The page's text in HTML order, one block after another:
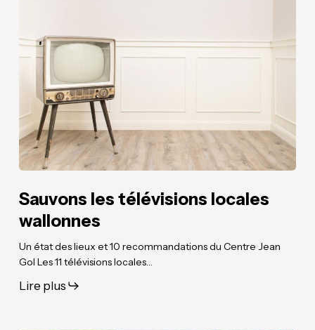
locales
locales
Sauvons les télévisions locales
wallonnes
Un état des lieux et 10 recommandations du Centre Jean
Gol Les 11 télévisions locales…
Lire plus